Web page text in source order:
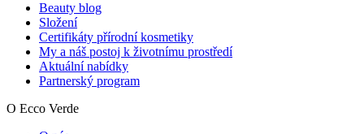
Beauty blog
Složení
Certifikáty přírodní kosmetiky
My a náš postoj k životnímu prostředí
Aktuální nabídky
Partnerský program
O Ecco Verde